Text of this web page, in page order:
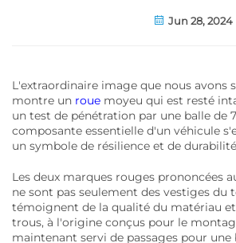
Jun 28, 2024
L'extraordinaire image que nous avons
montre un roue moyeu qui est resté
un test de pénétration par une balle de
composante essentielle d'un véhicule
un symbole de résilience et de
Les deux marques rouges prononcées
ne sont pas seulement des vestiges du
témoignent de la qualité du matériau
trous, à l'origine conçus pour le
maintenant servi de passages pour